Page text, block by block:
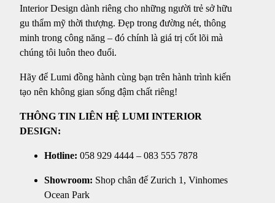
Interior Design dành riêng cho những người trẻ sở hữu
gu thẩm mỹ thời thượng. Đẹp trong đường nét, thông
minh trong công năng – đó chính là giá trị cốt lõi mà
chúng tôi luôn theo đuổi.
Hãy để Lumi đồng hành cùng bạn trên hành trình kiến
tạo nên không gian sống đậm chất riêng!
THÔNG TIN LIÊN HỆ LUMI INTERIOR
DESIGN:
Hotline: 058 929 4444 – 083 555 7878
Showroom: Shop chân đế Zurich 1, Vinhomes
Ocean Park